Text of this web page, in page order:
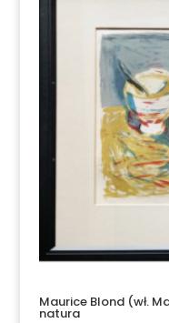
Maurice Blond (wł.
natura